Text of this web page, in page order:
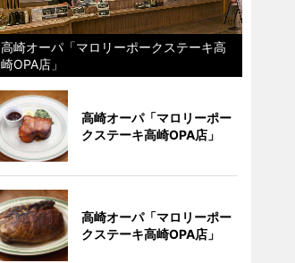
高崎オーパ「マロリーポークステーキ高
崎OPA店」
高崎オーパ「マロリーポー
クステーキ高崎OPA店」
高崎オーパ「マロリーポー
クステーキ高崎OPA店」